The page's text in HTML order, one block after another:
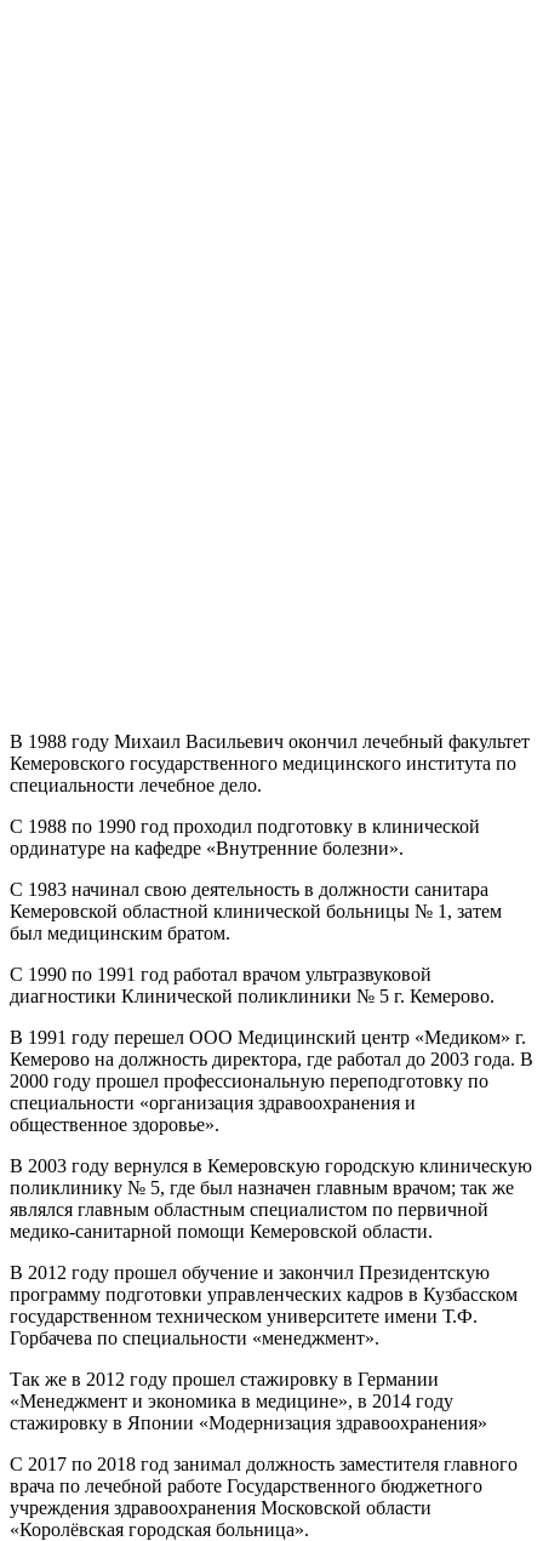
В 1988 году Михаил Васильевич окончил лечебный факультет
Кемеровского государственного медицинского института по
специальности лечебное дело.
С 1988 по 1990 год проходил подготовку в клинической
ординатуре на кафедре «Внутренние болезни».
С 1983 начинал свою деятельность в должности санитара
Кемеровской областной клинической больницы № 1, затем
был медицинским братом.
С 1990 по 1991 год работал врачом ультразвуковой
диагностики Клинической поликлиники № 5 г. Кемерово.
В 1991 году перешел ООО Медицинский центр «Медиком» г.
Кемерово на должность директора, где работал до 2003 года. В
2000 году прошел профессиональную переподготовку по
специальности «организация здравоохранения и
общественное здоровье».
В 2003 году вернулся в Кемеровскую городскую клиническую
поликлинику № 5, где был назначен главным врачом; так же
являлся главным областным специалистом по первичной
медико-санитарной помощи Кемеровской области.
В 2012 году прошел обучение и закончил Президентскую
программу подготовки управленческих кадров в Кузбасском
государственном техническом университете имени Т.Ф.
Горбачева по специальности «менеджмент».
Так же в 2012 году прошел стажировку в Германии
«Менеджмент и экономика в медицине», в 2014 году
стажировку в Японии «Модернизация здравоохранения»
С 2017 по 2018 год занимал должность заместителя главного
врача по лечебной работе Государственного бюджетного
учреждения здравоохранения Московской области
«Королёвская городская больница».